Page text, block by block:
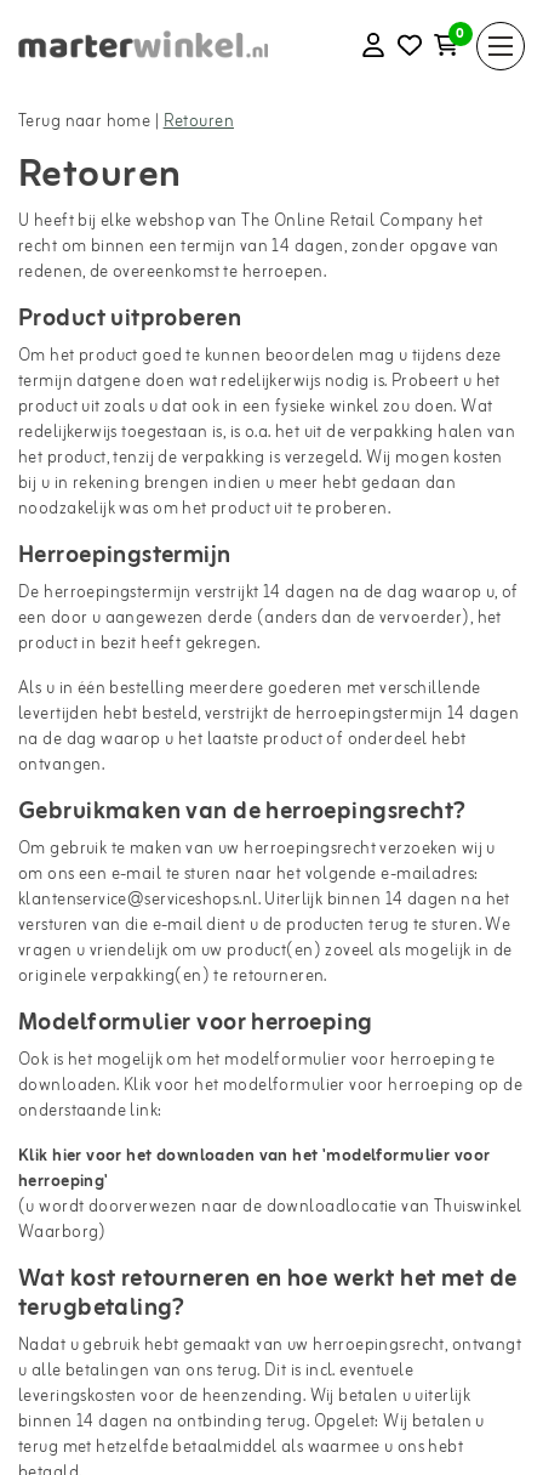
0
Terug naar home |Retouren
Retouren
U heeft bij elke webshop van The Online Retail Company het
recht om binnen een termijn van 14 dagen, zonder opgave van
redenen, de overeenkomst te herroepen.
Product uitproberen
Om het product goed te kunnen beoordelen mag u tijdens deze
termijn datgene doen wat redelijkerwijs nodig is. Probeert u het
product uit zoals u dat ook in een fysieke winkel zou doen. Wat
redelijkerwijs toegestaan is, is o.a. het uit de verpakking halen van
het product, tenzij de verpakking is verzegeld. Wij mogen kosten
bij u in rekening brengen indien u meer hebt gedaan dan
noodzakelijk was om het product uit te proberen.
Herroepingstermijn
De herroepingstermijn verstrijkt 14 dagen na de dag waarop u, of
een door u aangewezen derde (anders dan de vervoerder), het
product in bezit heeft gekregen.
Als u in één bestelling meerdere goederen met verschillende
levertijden hebt besteld, verstrijkt de herroepingstermijn 14 dagen
na de dag waarop u het laatste product of onderdeel hebt
ontvangen.
Gebruikmaken van de herroepingsrecht?
Om gebruik te maken van uw herroepingsrecht verzoeken wij u
om ons een e-mail te sturen naar het volgende e-mailadres:
klantenservice@serviceshops.nl. Uiterlijk binnen 14 dagen na het
versturen van die e-mail dient u de producten terug te sturen. We
vragen u vriendelijk om uw product(en) zoveel als mogelijk in de
originele verpakking(en) te retourneren.
Modelformulier voor herroeping
Ook is het mogelijk om het modelformulier voor herroeping te
downloaden. Klik voor het modelformulier voor herroeping op de
onderstaande link:
Klik hier voor het downloaden van het 'modelformulier voor
herroeping'
(u wordt doorverwezen naar de downloadlocatie van Thuiswinkel
Waarborg)
Wat kost retourneren en hoe werkt het met de
terugbetaling?
Nadat u gebruik hebt gemaakt van uw herroepingsrecht, ontvangt
u alle betalingen van ons terug. Dit is incl. eventuele
leveringskosten voor de heenzending. Wij betalen u uiterlijk
binnen 14 dagen na ontbinding terug. Opgelet: Wij betalen u
terug met hetzelfde betaalmiddel als waarmee u ons hebt